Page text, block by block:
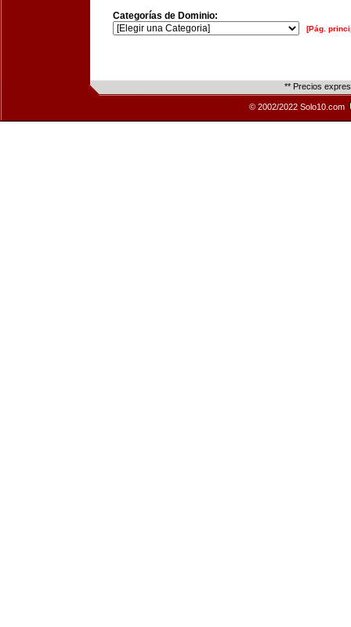
Categorías de Dominio:
[Pág.
** Precios
© 2002/2022 Solo10.com